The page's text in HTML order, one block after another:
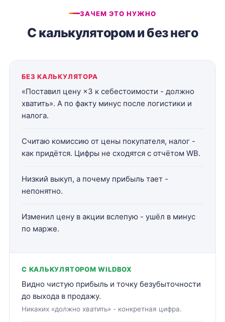
ЗАЧЕМ ЭТО НУЖНО
С калькулятором и без него
БЕЗ КАЛЬКУЛЯТОРА
«Поставил цену ×3 к себестоимости - должно
хватить». А по факту минус после логистики и
налога.
Считаю комиссию от цены покупателя, налог -
как придётся. Цифры не сходятся с отчётом WB.
Низкий выкуп, а почему прибыль тает -
непонятно.
Изменил цену в акции вслепую - ушёл в минус
по марже.
С КАЛЬКУЛЯТОРОМ WILDBOX
Видно чистую прибыль и точку безубыточности
до выхода в продажу.
Никаких «должно хватить» - конкретная цифра.